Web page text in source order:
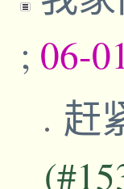
; 06-
赶